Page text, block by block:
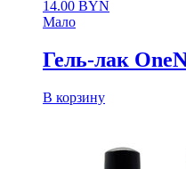
14.00 BYN
Мало
Гель-лак
В корзину